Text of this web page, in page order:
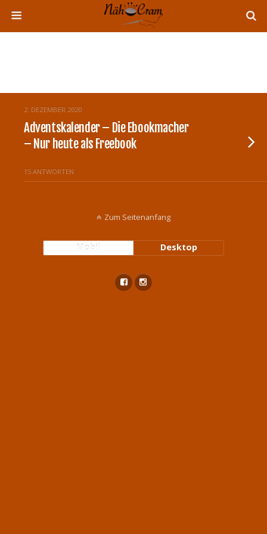
2. DEZEMBER 2020
Adventskalender – Die Ebookmacher
– Nur heute als Freebook
15 ANTWORTEN
Zum Seitenanfang
Mobil Desktop